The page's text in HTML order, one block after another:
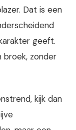
Dat is een
geeft.
broek, zonder
kijk dan